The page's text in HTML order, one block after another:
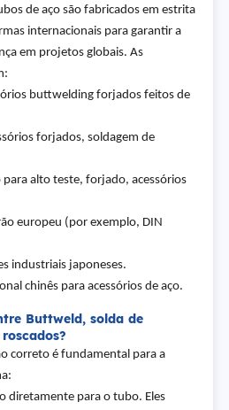
de aço são fabricados em estrita
internacionais para garantir a
em projetos globais. As
buttwelding forjados feitos de
forjados, soldagem de
para alto teste, forjado, acessórios
europeu (por exemplo, DIN
industriais japoneses.
chinês para acessórios de aço.
Buttweld, solda de
correto é fundamental para a
diretamente para o tubo. Eles